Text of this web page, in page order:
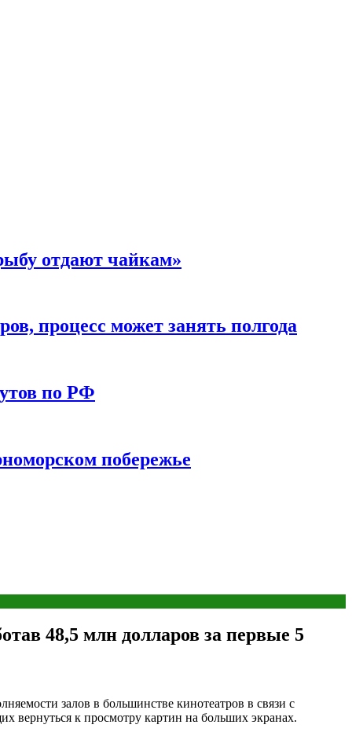
отдают чайкам»
процесс может занять полгода
по РФ
побережье
48,5 млн долларов за первые 5
залов в большинстве кинотеатров в связи с
вернуться к просмотру картин на больших экранах.